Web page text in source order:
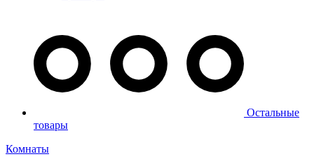
Остальные
товары
Комнаты